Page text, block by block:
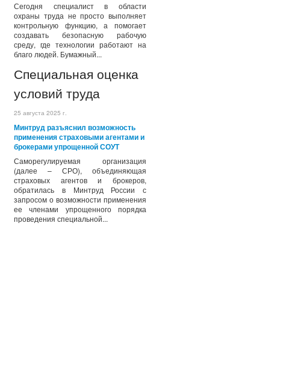
Сегодня специалист в области
охраны труда не просто выполняет
контрольную функцию, а помогает
создавать безопасную рабочую
среду, где технологии работают на
благо людей. Бумажный...
Специальная оценка
условий труда
25 августа 2025 г.
Минтруд разъяснил возможность
применения страховыми агентами и
брокерами упрощенной СОУТ
Саморегулируемая организация
(далее – СРО), объединяющая
страховых агентов и брокеров,
обратилась в Минтруд России с
запросом о возможности применения
ее членами упрощенного порядка
проведения специальной...